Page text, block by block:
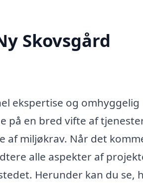
Skovsgård
ekspertise og omhyggelig
på en bred vifte af
af miljøkrav. Når det
alle aspekter af
Herunder kan du se,